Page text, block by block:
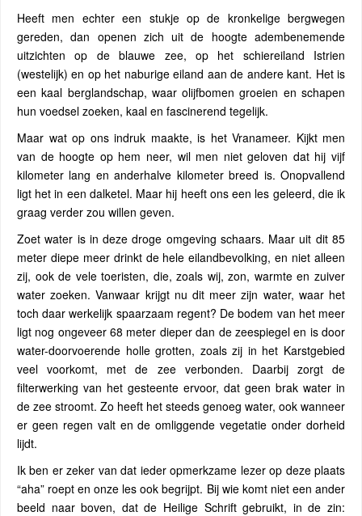
Heeft men echter een stukje op de kronkelige bergwegen
gereden, dan openen zich uit de hoogte adembenemende
uitzichten op de blauwe zee, op het schiereiland Istrien
(westelijk) en op het naburige eiland aan de andere kant. Het is
een kaal berglandschap, waar olijfbomen groeien en schapen
hun voedsel zoeken, kaal en fascinerend tegelijk.
Maar wat op ons indruk maakte, is het Vranameer. Kijkt men
van de hoogte op hem neer, wil men niet geloven dat hij vijf
kilometer lang en anderhalve kilometer breed is. Onopvallend
ligt het in een dalketel. Maar hij heeft ons een les geleerd, die ik
graag verder zou willen geven.
Zoet water is in deze droge omgeving schaars. Maar uit dit 85
meter diepe meer drinkt de hele eilandbevolking, en niet alleen
zij, ook de vele toeristen, die, zoals wij, zon, warmte en zuiver
water zoeken. Vanwaar krijgt nu dit meer zijn water, waar het
toch daar werkelijk spaarzaam regent? De bodem van het meer
ligt nog ongeveer 68 meter dieper dan de zeespiegel en is door
water-doorvoerende holle grotten, zoals zij in het Karstgebied
veel voorkomt, met de zee verbonden. Daarbij zorgt de
filterwerking van het gesteente ervoor, dat geen brak water in
de zee stroomt. Zo heeft het steeds genoeg water, ook wanneer
er geen regen valt en de omliggende vegetatie onder dorheid
lijdt.
Ik ben er zeker van dat ieder opmerkzame lezer op deze plaats
“aha” roept en onze les ook begrijpt. Bij wie komt niet een ander
beeld naar boven, dat de Heilige Schrift gebruikt, in de zin: